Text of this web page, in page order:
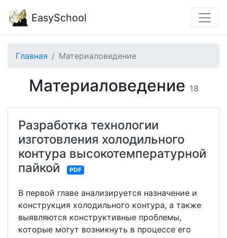
EasySchool
Главная Материаловедение
Материаловедение 18
Разработка технологии
изготовления холодильного
контура высокотемпературной
пайкой
PDF
В первой главе анализируется назначение и
конструкция холодильного контура, а также
выявляются конструктивные проблемы,
которые могут возникнуть в процессе его